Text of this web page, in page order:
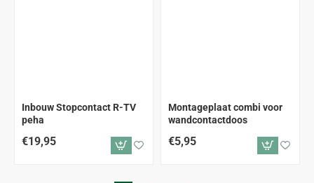
Inbouw Stopcontact R-TV
peha
€19,95
Montageplaat combi voor
wandcontactdoos
€5,95